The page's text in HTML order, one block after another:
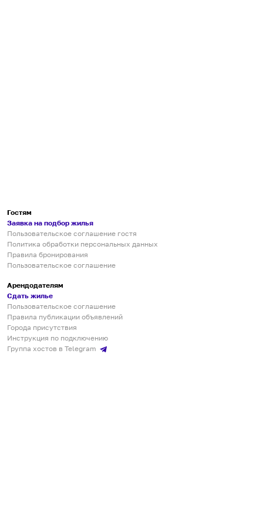
Гостям
Заявка на подбор жилья
Пользовательское соглашение гостя
Политика обработки персональных данных
Правила бронирования
Пользовательское соглашение
Арендодателям
Сдать жилье
Пользовательское соглашение
Правила публикации объявлений
Города присутствия
Инструкция по подключению
Группа хостов в Telegram